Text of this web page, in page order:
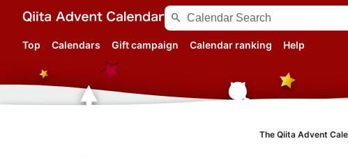
search
Top Calendars Gift campaign Calendar ranking Help
The Qiita Advent